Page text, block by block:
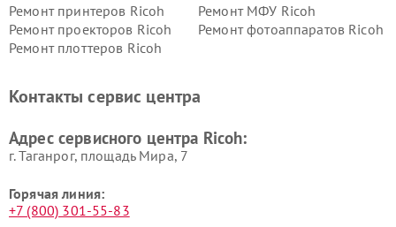
Ремонт принтеров Ricoh
Ремонт МФУ Ricoh
Ремонт проекторов Ricoh
Ремонт фотоаппаратов Ricoh
Ремонт плоттеров Ricoh
Контакты сервис центра
Адрес сервисного центра Ricoh:
г. Таганрог, площадь Мира, 7
Горячая линия:
+7 (800) 301-55-83